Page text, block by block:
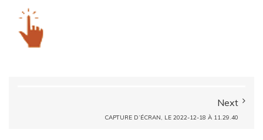
Next
CAPTURE D’ÉCRAN, LE 2022-12-18 À 11.29.40